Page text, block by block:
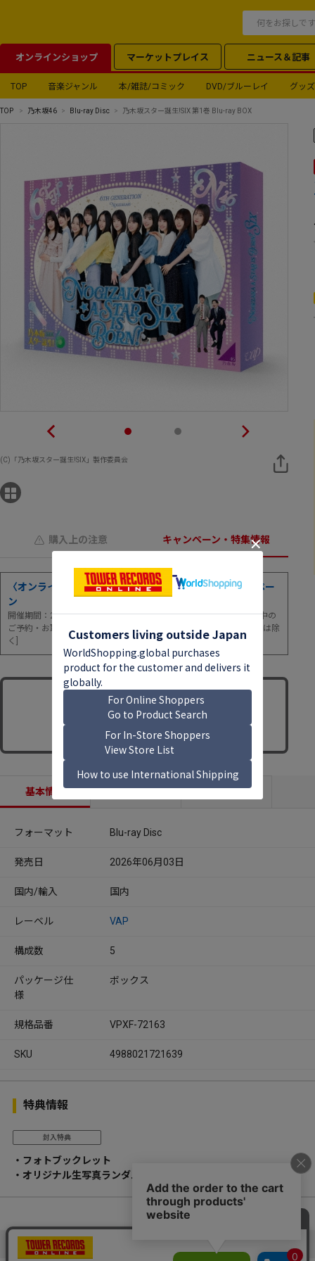
オンラインショップ マーケットプレイス ニュース＆記事
TOP 音楽ジャンル 本/雑誌/コミック DVD/ブルーレイ グッズ
TOP 乃木坂46 Blu-ray Disc 乃木坂スター誕生!SIX 第1巻 Blu-ray BOX
(C)「乃木坂スター誕生!SIX」製作委員会
購入上の注意 キャンペーン・特集情報
〈オンライン＆マケプレ〉全品20％ポイント還元キャンペー
ン
開催期間：2026年8月6日(木)0:00～8月9日(日)23:59まで！[※期間中の
ご予約・お取り寄せ・ご注文が対象 ※店舗取置・店舗予約サービスは除
く]
基本情報 収録内容 商品説明
フォーマット Blu-ray Disc
発売日 2026年06月03日
国内/輸入 国内
レーベル VAP
構成数 5
パッケージ仕
様
ボックス
規格品番 VPXF-72163
SKU 4988021721639
特典情報
封入特典
・フォトブックレット
・オリジナル生写真ランダム6種(全22種)
メンバーズレビュー